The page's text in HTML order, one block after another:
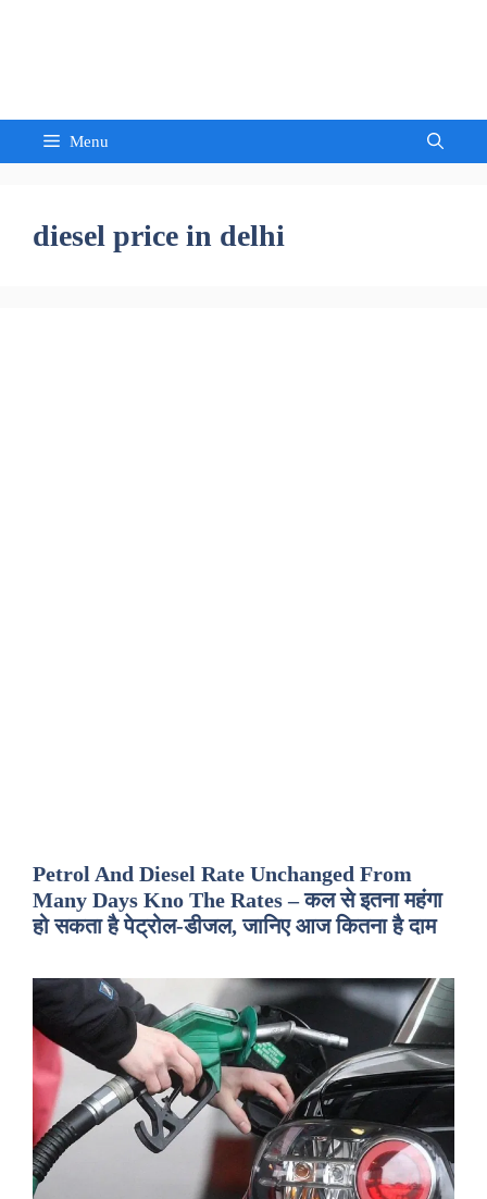
Menu
diesel price in delhi
Petrol And Diesel Rate Unchanged From
Many Days Kno The Rates – कल से इतना महंगा
हो सकता है पेट्रोल-डीजल, जानिए आज कितना है दाम